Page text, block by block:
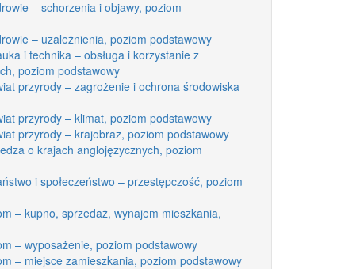
– schorzenia i objawy, poziom
– uzależnienia, poziom podstawowy
i technika – obsługa i korzystanie z
poziom podstawowy
przyrody – zagrożenie i ochrona środowiska
przyrody – klimat, poziom podstawowy
przyrody – krajobraz, poziom podstawowy
o krajach anglojęzycznych, poziom
i społeczeństwo – przestępczość, poziom
– kupno, sprzedaż, wynajem mieszkania,
– wyposażenie, poziom podstawowy
– miejsce zamieszkania, poziom podstawowy